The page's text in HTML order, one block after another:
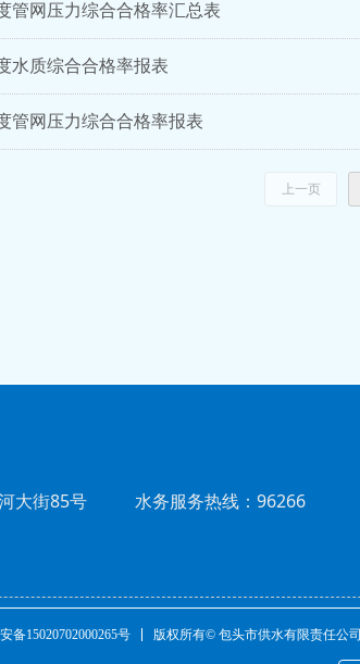
管网压力综合合格率汇总表
水质综合合格率报表
管网压力综合合格率报表
上一页
河大街85号 水务服务热线：96266
备15020702000265号 版权所有© 包头市供水有限责任公司